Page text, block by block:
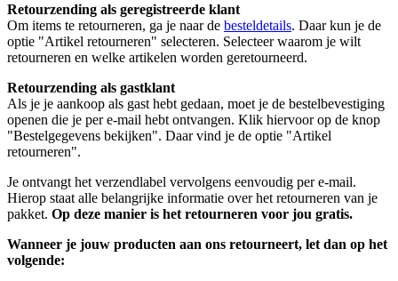
Retourzending als geregistreerde klant
Om items te retourneren, ga je naar de besteldetails. Daar kun je de
optie "Artikel retourneren" selecteren. Selecteer waarom je wilt
retourneren en welke artikelen worden geretourneerd.
Retourzending als gastklant
Als je je aankoop als gast hebt gedaan, moet je de bestelbevestiging
openen die je per e-mail hebt ontvangen. Klik hiervoor op de knop
"Bestelgegevens bekijken". Daar vind je de optie "Artikel
retourneren".
Je ontvangt het verzendlabel vervolgens eenvoudig per e-mail.
Hierop staat alle belangrijke informatie over het retourneren van je
pakket. Op deze manier is het retourneren voor jou gratis.
Wanneer je jouw producten aan ons retourneert, let dan op het
volgende: